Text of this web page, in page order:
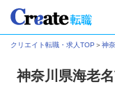
クリエイト転職・求人TOP ＞神
神奈川県海老